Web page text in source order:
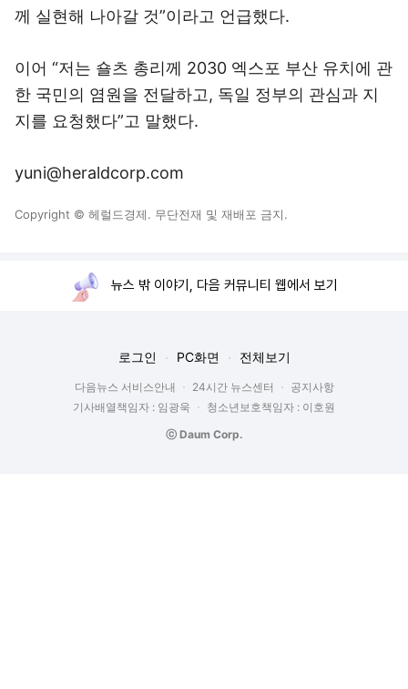
께 실현해 나아갈 것”이라고 언급했다.
이어 “저는 숄츠 총리께 2030 엑스포 부산 유치에 관
한 국민의 염원을 전달하고, 독일 정부의 관심과 지
지를 요청했다”고 말했다.
yuni@heraldcorp.com
Copyright © 헤럴드경제. 무단전재 및 재배포 금지.
뉴스 밖 이야기, 다음 커뮤니티 웹에서 보기
로그인 PC화면 전체보기
다음뉴스 서비스안내 24시간 뉴스센터
공지사항
기사배열책임자 : 임광욱
청소년보호책임자 : 이호원
ⓒ Daum Corp.